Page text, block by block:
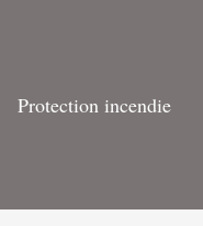
Protection incendie